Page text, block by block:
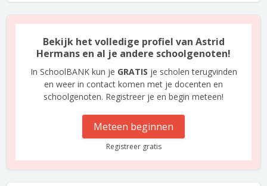
Bekijk het volledige profiel van Astrid
Hermans en al je andere schoolgenoten!
In SchoolBANK kun je GRATIS je scholen terugvinden
en weer in contact komen met je docenten en
schoolgenoten. Registreer je en begin meteen!
Meteen beginnen
Registreer gratis